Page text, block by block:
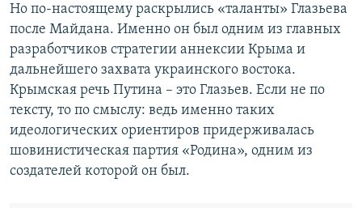
Но по-настоящему раскрылись «таланты» Глазьева
после Майдана. Именно он был одним из главных
разработчиков стратегии аннексии Крыма и
дальнейшего захвата украинского востока.
Крымская речь Путина – это Глазьев. Если не по
тексту, то по смыслу: ведь именно таких
идеологических ориентиров придерживалась
шовинистическая партия «Родина», одним из
создателей которой он был.